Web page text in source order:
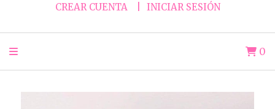
CREAR CUENTA INICIAR SESIÓN
0